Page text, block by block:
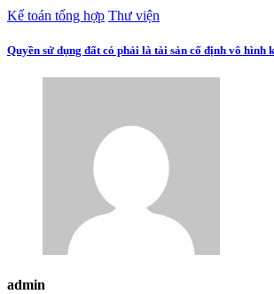
Kế toán tổng hợp Thư viện
Quyền sử dụng đất có phải là tài sản cố định vô hình
admin